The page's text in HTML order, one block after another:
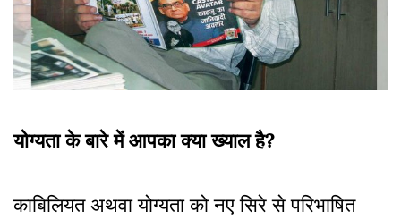
योग्यता के बारे में आपका क्या ख्याल है?
काबिलियत अथवा योग्यता को नए सिरे से परिभाषित